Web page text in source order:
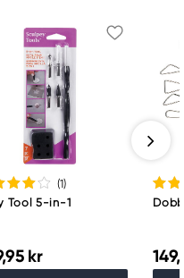
(1)
Tool 5-in-1
kr